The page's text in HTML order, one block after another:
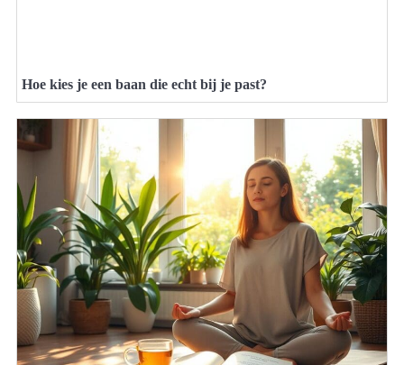
Hoe kies je een baan die echt bij je past?